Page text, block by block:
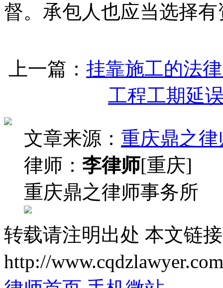
督。承包人也应当选择
上一篇： 挂靠施工的法
工程工期延
文章来源： 重庆鼎之
律师： 李律师[重庆]
重庆鼎之律师事务所
转载请注明出处 本文链
http://